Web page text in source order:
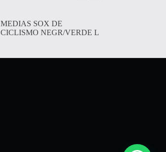
MEDIAS SOX DE
CICLISMO NEGR/VERDE L